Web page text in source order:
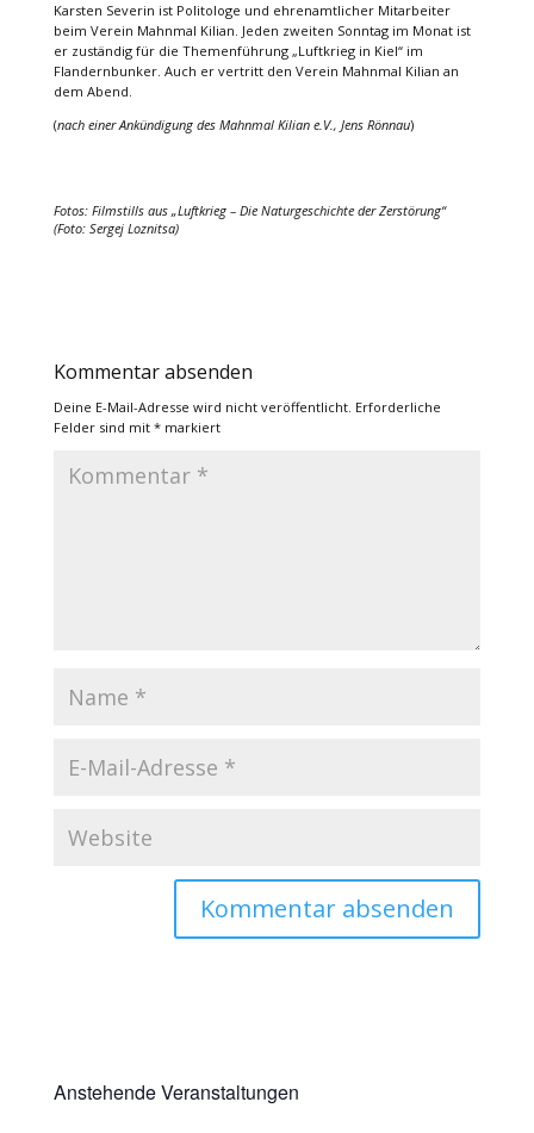
Karsten Severin ist Politologe und ehrenamtlicher Mitarbeiter
beim Verein Mahnmal Kilian. Jeden zweiten Sonntag im Monat ist
er zuständig für die Themenführung „Luftkrieg in Kiel“ im
Flandernbunker. Auch er vertritt den Verein Mahnmal Kilian an
dem Abend.
(nach einer Ankündigung des Mahnmal Kilian e.V., Jens Rönnau)
Fotos: Filmstills aus „Luftkrieg – Die Naturgeschichte der Zerstörung“
(Foto: Sergej Loznitsa)
Kommentar absenden
Deine E-Mail-Adresse wird nicht veröffentlicht. Erforderliche
Felder sind mit *markiert
Anstehende Veranstaltungen